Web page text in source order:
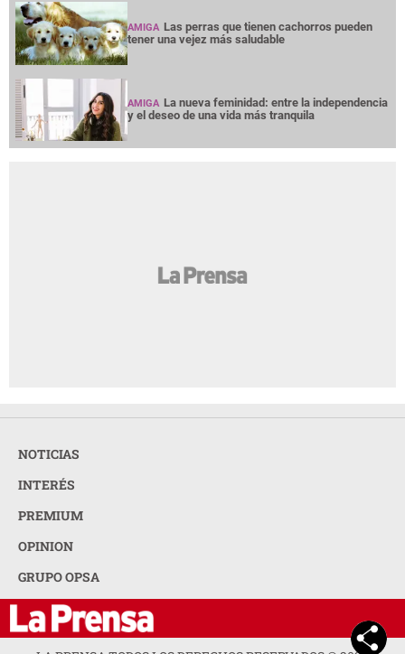
AMIGA Las perras que tienen cachorros pueden
tener una vejez más saludable
AMIGA La nueva feminidad: entre la independencia
y el deseo de una vida más tranquila
NOTICIAS
INTERÉS
PREMIUM
OPINION
GRUPO OPSA